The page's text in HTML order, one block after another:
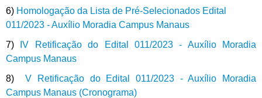
6) Homologação da Lista de Pré-Selecionados Edital
011/2023 - Auxílio Moradia Campus Manaus
7)
IV Retificação do Edital 011/2023 - Auxílio Moradia
Campus Manaus
8)V Retificação do Edital 011/2023 - Auxílio Moradia
Campus Manaus (Cronograma)